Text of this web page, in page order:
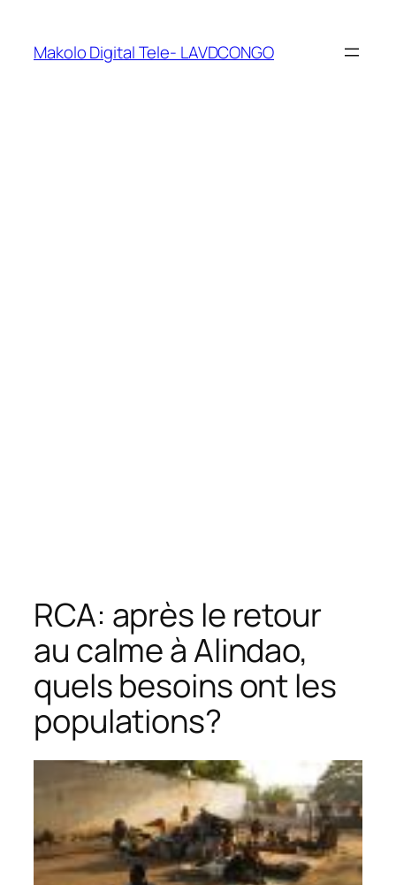
Makolo Digital Tele- LAVDCONGO
RCA: après le retour
au calme à Alindao,
quels besoins ont les
populations?